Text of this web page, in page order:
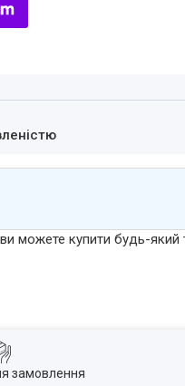
ви можете купити будь-
замовлення